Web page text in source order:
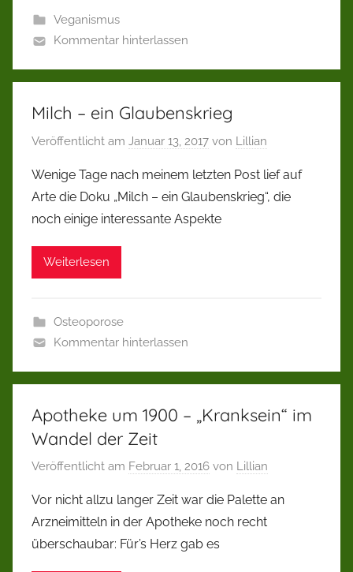
Veganismus
Kommentar hinterlassen
Milch – ein Glaubenskrieg
Veröffentlicht am Januar 13, 2017 von Lillian
Wenige Tage nach meinem letzten Post lief auf
Arte die Doku „Milch – ein Glaubenskrieg“, die
noch einige interessante Aspekte
Weiterlesen
Osteoporose
Kommentar hinterlassen
Apotheke um 1900 – „Kranksein“ im
Wandel der Zeit
Veröffentlicht am Februar 1, 2016 von Lillian
Vor nicht allzu langer Zeit war die Palette an
Arzneimitteln in der Apotheke noch recht
überschaubar: Für’s Herz gab es